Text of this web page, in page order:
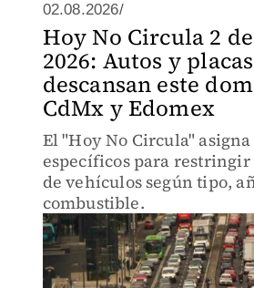
02.08.2026/
Hoy No Circula 2
2026: Autos y
descansan este
CdMx y Edomex
El "Hoy No Circula"
específicos para
de vehículos según tipo,
combustible.